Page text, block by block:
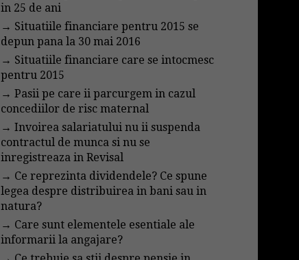
in 25 de ani
→ Situatiile financiare pentru 2015 se
depun pana la 30 mai 2016
→ Situatiile financiare care se intocmesc
pentru 2015
→Pasii pe care ii parcurgem in cazul
concediilor de risc maternal
→Invoirea salariatului nu ii suspenda
contractul de munca si nu se
inregistreaza in Revisal
→ Ce reprezinta dividendele? Ce spune
legea despre distribuirea in bani sau in
natura?
→ Care sunt elementele esentiale ale
informarii la angajare?